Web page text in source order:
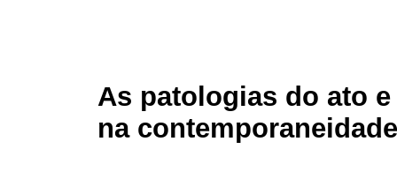
As patologias do ato
na contemporaneidade